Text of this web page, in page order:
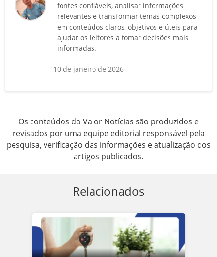
fontes confiáveis, analisar informações
relevantes e transformar temas complexos
em conteúdos claros, objetivos e úteis para
ajudar os leitores a tomar decisões mais
informadas.
10 de janeiro de 2026
Os conteúdos do Valor Notícias são produzidos e
revisados por uma equipe editorial responsável pela
pesquisa, verificação das informações e atualização dos
artigos publicados.
Relacionados